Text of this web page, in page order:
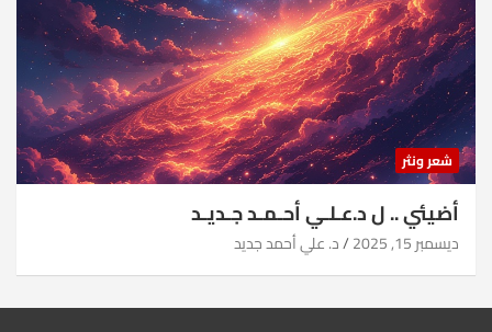
شعر ونثر
أضيئي .. ل د.عـلـي أحـمـد جـديـد
ديسمبر 15, 2025 د. علي أحمد جديد